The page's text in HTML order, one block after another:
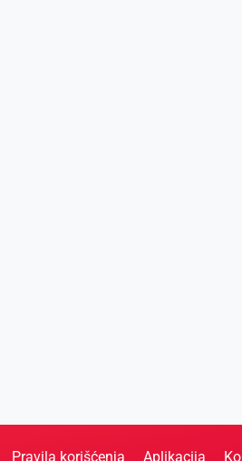
Pravila korišćenja Aplikacija